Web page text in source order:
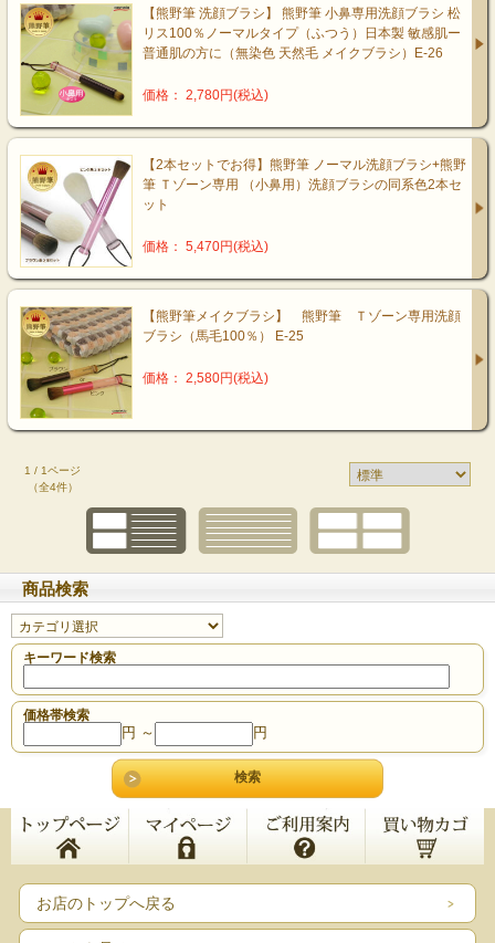
【熊野筆 洗顔ブラシ】 熊野筆 小鼻専用洗顔ブラシ 松
リス100％ノーマルタイプ（ふつう）日本製 敏感肌ー
普通肌の方に（無染色 天然毛 メイクブラシ）E-26
価格： 2,780円(税込)
【2本セットでお得】熊野筆 ノーマル洗顔ブラシ+熊野
筆 Ｔゾーン専用 （小鼻用）洗顔ブラシの同系色2本セ
ット
価格： 5,470円(税込)
【熊野筆メイクブラシ】 熊野筆 Ｔゾーン専用洗顔
ブラシ（馬毛100％） E-25
価格： 2,580円(税込)
1 / 1ページ
（全4件）
商品検索
キーワード検索
価格帯検索
円 ～ 円
お店のトップへ戻る